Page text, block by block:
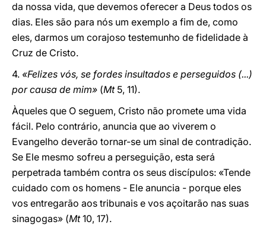
da nossa vida, que devemos oferecer a Deus todos os
dias. Eles são para nós um exemplo a fim de, como
eles, darmos um corajoso testemunho de fidelidade à
Cruz de Cristo.
4. «Felizes vós, se fordes insultados e perseguidos (...)
por causa de mim» (Mt 5, 11).
Àqueles que O seguem, Cristo não promete uma vida
fácil. Pelo contrário, anuncia que ao viverem o
Evangelho deverão tornar-se um sinal de contradição.
Se Ele mesmo sofreu a perseguição, esta será
perpetrada também contra os seus discípulos: «Tende
cuidado com os homens - Ele anuncia - porque eles
vos entregarão aos tribunais e vos açoitarão nas suas
sinagogas» (Mt10, 17).